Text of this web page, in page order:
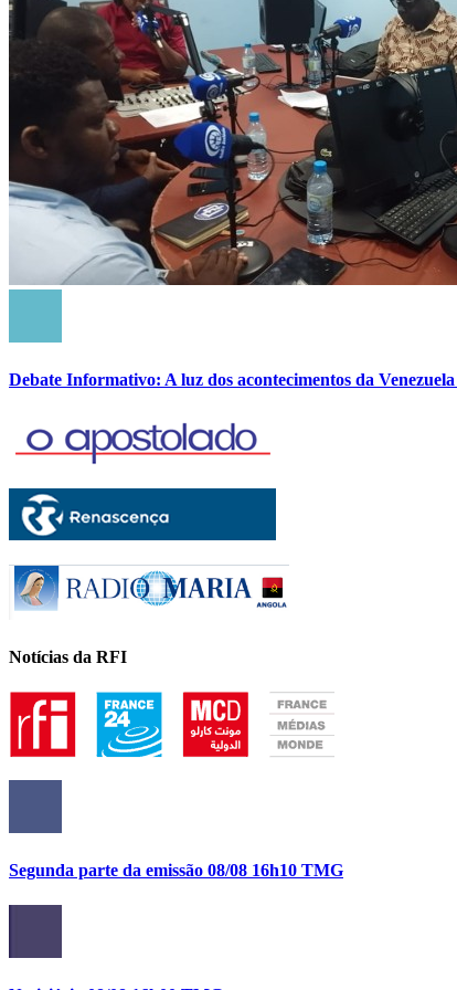
Debate Informativo: A luz dos acontecimentos da
Notícias da RFI
Segunda parte da emissão 08/08 16h10 TMG